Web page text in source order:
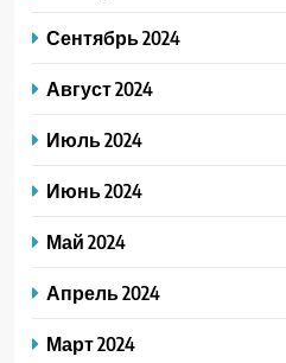
Сентябрь 2024
Август 2024
Июль 2024
Июнь 2024
Май 2024
Апрель 2024
Март 2024